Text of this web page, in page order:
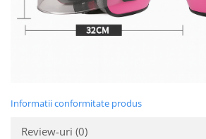
Informatii conformitate produs
Review-uri (0)